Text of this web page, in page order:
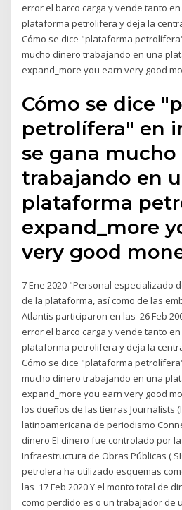
error el barco carga y vende tanto
plataforma petrolifera y deja la
Cómo se dice "plataforma
mucho dinero trabajando en una
expand_more you earn very good
Cómo se dice
petrolífera" en
se gana
trabajando en
plataforma
expand_more
very good
7 Ene 2020 "Personal especializado
de la plataforma, así como de las
Atlantis participaron en las 26 Feb
error el barco carga y vende tanto
plataforma petrolifera y deja la
Cómo se dice "plataforma
mucho dinero trabajando en una
expand_more you earn very good
los dueños de las tierras Journalists
latinoamericana de periodismo
dinero El dinero fue controlado por
Infraestructura de Obras Públicas (
petrolera ha utilizado esquemas
las 17 Feb 2020 Y el monto total de
como perdido es o un trabajador de